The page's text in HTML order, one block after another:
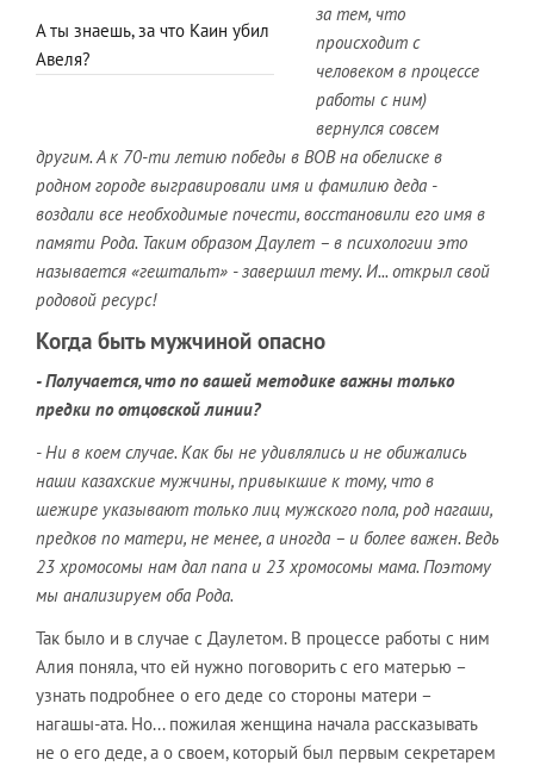
А ты знаешь, за что Каин убил
Авеля?
за тем, что
происходит с
человеком в процессе
работы с ним)
вернулся совсем
другим. А к 70-ти летию победы в ВОВ на обелиске в
родном городе выгравировали имя и фамилию деда -
воздали все необходимые почести, восстановили его имя в
памяти Рода. Таким образом Даулет – в психологии это
называется «гештальт» - завершил тему. И... открыл свой
родовой ресурс!
Когда быть мужчиной опасно
- Получается, что по вашей методике важны только
предки по отцовской линии?
- Ни в коем случае. Как бы не удивлялись и не обижались
наши казахские мужчины, привыкшие к тому, что в
шежире указывают только лиц мужского пола, род нагаши,
предков по матери, не менее, а иногда – и более важен. Ведь
23 хромосомы нам дал папа и 23 хромосомы мама. Поэтому
мы анализируем оба Рода.
Так было и в случае с Даулетом. В процессе работы с ним
Алия поняла, что ей нужно поговорить с его матерью –
узнать подробнее о его деде со стороны матери –
нагашы-ата. Но... пожилая женщина начала рассказывать
не о его деде, а о своем, который был первым секретарем